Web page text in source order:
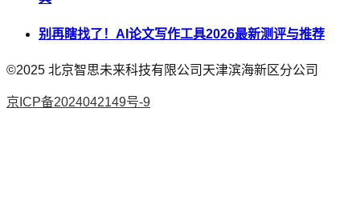
别再瞎找了！AI论文写作工具2026最新测评与推荐
©2025 北京智思未来科技有限公司天津滨海新区分公司
京ICP备2024042149号-9